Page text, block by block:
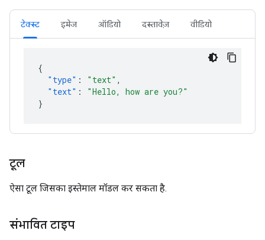
टेक्स्ट इमेज ऑडियो दस्तावेज़ वीडियो
{
"type" : "text" ,
"text" :
"Hello, how are you?"
}
टूल
ऐसा टूल जिसका इस्तेमाल मॉडल कर सकता है.
संभावित टाइप